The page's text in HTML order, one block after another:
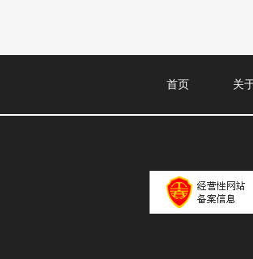
首页 关